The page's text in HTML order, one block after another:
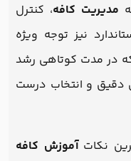
مدیریت کافه، کنترل
نیز توجه ویژه
در مدت کوتاهی رشد
دقیق و انتخاب درست
نکاتآموزش کافه